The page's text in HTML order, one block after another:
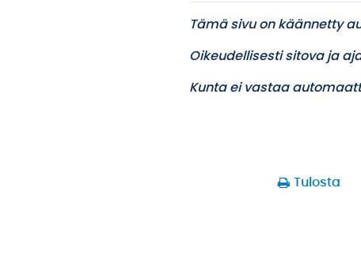
Tämä sivu on käännetty
Oikeudellisesti sitova ja
Kunta ei vastaa
Tulosta